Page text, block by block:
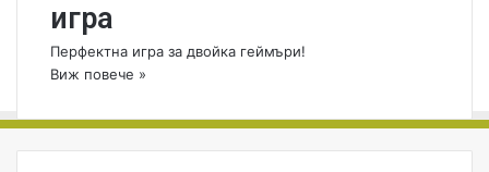
игра
Перфектна игра за двойка геймъри!
Виж повече »